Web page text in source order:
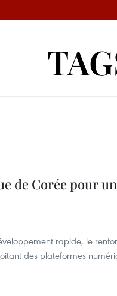
de Corée pour
rapide, le
des plateformes